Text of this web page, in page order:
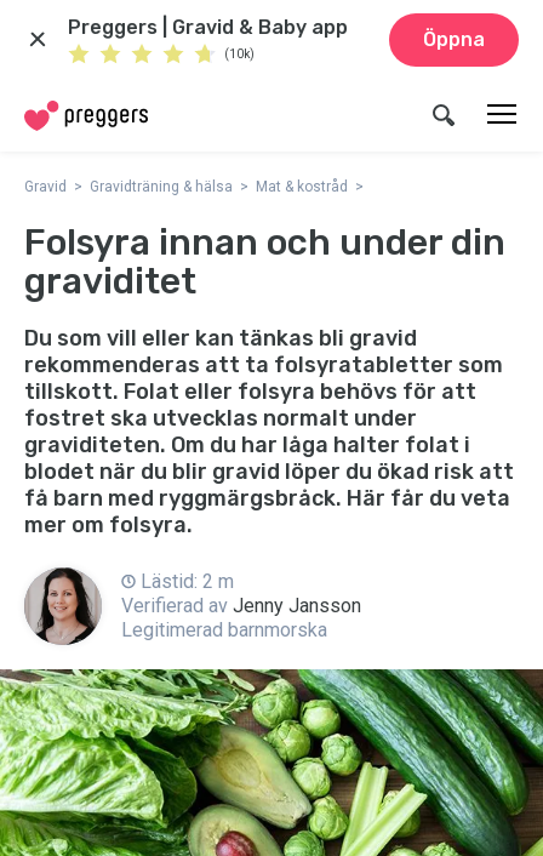
Preggers | Gravid & Baby app
(10k)
Öppna
Gravid Gravidträning & hälsa Mat & kostråd
Folsyra innan och under din
graviditet
Du som vill eller kan tänkas bli gravid
rekommenderas att ta folsyratabletter som
tillskott. Folat eller folsyra behövs för att
fostret ska utvecklas normalt under
graviditeten. Om du har låga halter folat i
blodet när du blir gravid löper du ökad risk att
få barn med ryggmärgsbråck. Här får du veta
mer om folsyra.
Lästid: 2 m
Verifierad av Jenny Jansson
Legitimerad barnmorska